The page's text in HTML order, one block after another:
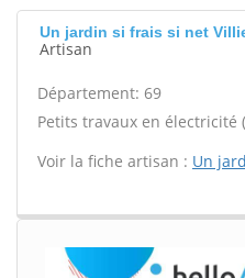
Un jardin si frais si net
Artisan
Département: 69
Petits travaux en électricité
Voir la fiche artisan : Un